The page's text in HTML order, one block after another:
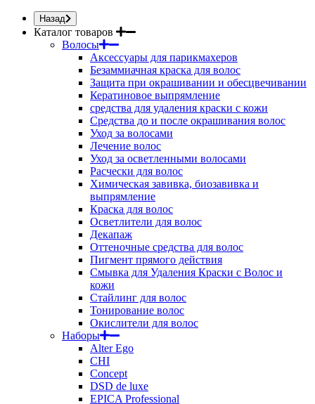
Назад
Каталог товаров
Волосы
Аксессуары для парикмахеров
Безаммиачная краска для волос
Защита при окрашивании и обесцвечивании
Кератиновое выпрямление
средства для удаления краски с кожи
Средства до и после окрашивания волос
Уход за волосами
Лечение волос
Уход за осветленными волосами
Расчески для волос
Химическая завивка, биозавивка и
выпрямление
Краска для волос
Осветлители для волос
Декапаж
Оттеночные средства для волос
Пигмент прямого действия
Смывка для Удаления Краски с Волос и
кожи
Стайлинг для волос
Тонирование волос
Окислители для волос
Наборы
Alter Ego
CHI
Concept
DSD de luxe
EPICA Professional